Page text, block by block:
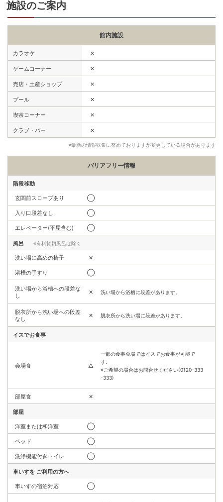
施設のご案内
館内施設
カラオケ ✕
ゲームコーナー ✕
売店・土産ショップ ✕
プール ✕
喫茶コーナー ✕
クラブ・バー ✕
※最新の情報収集に努めておりますが変更している場合があります
バリアフリー情報
階段移動
玄関前スロープあり ◯
入り口段差なし ◯
エレベーター(平屋含む) ◯
風呂 ※有料貸切風呂は除く
洗い場に高めの椅子 ✕
浴槽の手すり ◯
洗い場から浴槽への段差な
し
✕ 洗い場から浴槽に段差があります。
脱衣所から洗い場への段差
なし
✕ 脱衣所から洗い場に段差があります。
イスでお食事
会場食 △
一部の食事会場ではイスでお食事が可能で
す。
※ご希望の場合はお問合せください(0120-333
-333)
部屋食 ✕
部屋
洋室または和洋室 ◯
ベッド ◯
洗浄機能付きトイレ ◯
車いすを ご利用の方へ
車いすの宿泊対応 ◯